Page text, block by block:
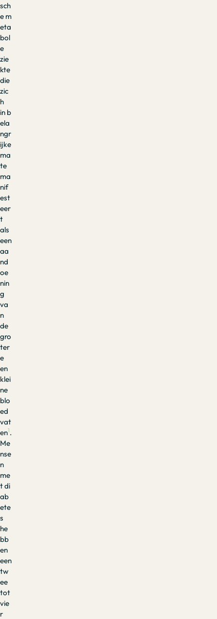
sch
e m
eta
bol
e
zie
kte
die
zic
h
in b
ela
ngr
ijke
ma
te
ma
nif
est
eer
t
als
een
aa
nd
oe
nin
g
va
n
de
gro
ter
e
en
klei
ne
blo
ed
vat
en1.
Me
nse
n
me
t di
ab
ete
s
he
bb
en
een
tw
ee
tot
vie
r